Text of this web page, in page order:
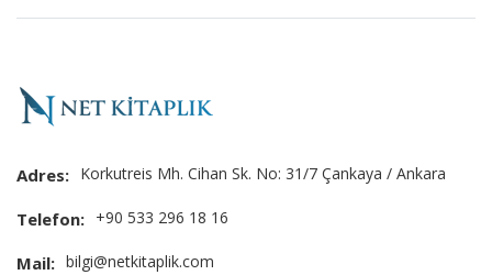
Adres: Korkutreis Mh. Cihan Sk. No: 31/7 Çankaya / Ankara
Telefon: +90 533 296 18 16
Mail: bilgi@netkitaplik.com